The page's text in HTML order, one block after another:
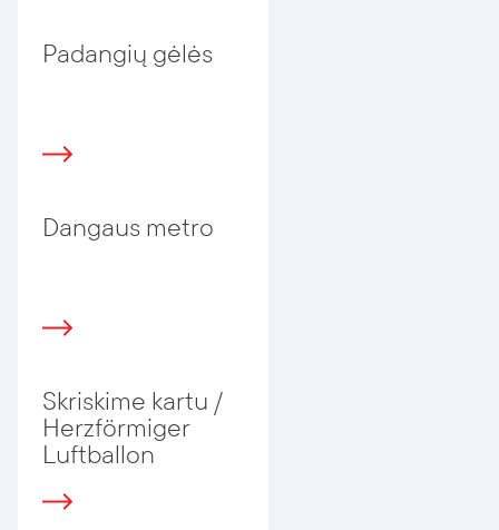
Padangių gėlės
Dangaus metro
Skriskime kartu /
Herzförmiger
Luftballon